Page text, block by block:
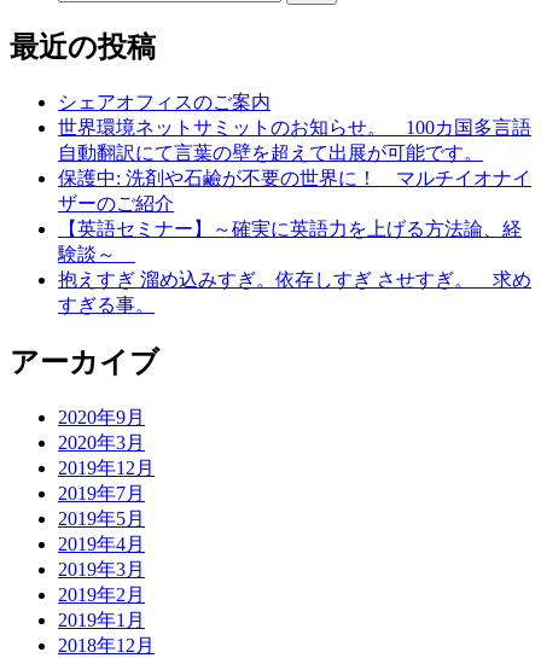
最近の投稿
シェアオフィスのご案内
世界環境ネットサミットのお知らせ。 100カ国多言語
自動翻訳にて言葉の壁を超えて出展が可能です。
保護中: 洗剤や石鹼が不要の世界に！ マルチイオナイ
ザーのご紹介
【英語セミナー】～確実に英語力を上げる方法論、経
験談～
抱えすぎ 溜め込みすぎ。依存しすぎ させすぎ。 求め
すぎる事。
アーカイブ
2020年9月
2020年3月
2019年12月
2019年7月
2019年5月
2019年4月
2019年3月
2019年2月
2019年1月
2018年12月